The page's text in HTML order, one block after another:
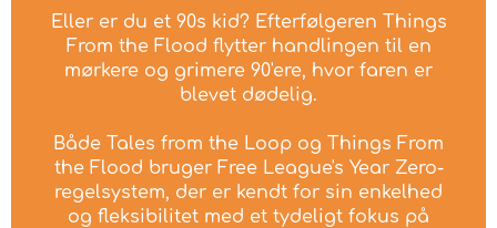
Eller er du et 90s kid? Efterfølgeren Things
From the Flood flytter handlingen til en
mørkere og grimere 90'ere, hvor faren er
blevet dødelig.
Både Tales from the Loop og Things From
the Flood bruger Free League's Year Zero-
regelsystem, der er kendt for sin enkelhed
og fleksibilitet med et tydeligt fokus på